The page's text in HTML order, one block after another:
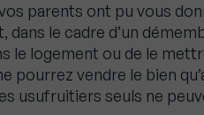
parents ont pu vous
dans le cadre d’un
le logement ou de le
pourrez vendre le bien
usufruitiers seuls ne